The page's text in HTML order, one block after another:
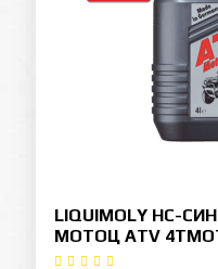
LIQUIMOLY НС-
МОТОЦ ATV